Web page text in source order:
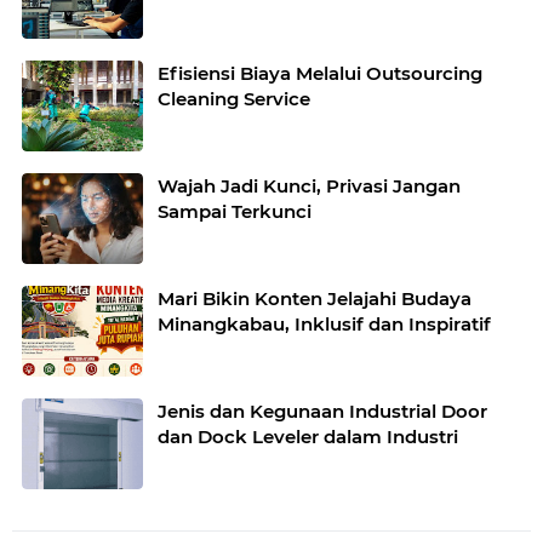
Efisiensi Biaya Melalui Outsourcing
Cleaning Service
Wajah Jadi Kunci, Privasi Jangan
Sampai Terkunci
Mari Bikin Konten Jelajahi Budaya
Minangkabau, Inklusif dan Inspiratif
Jenis dan Kegunaan Industrial Door
dan Dock Leveler dalam Industri